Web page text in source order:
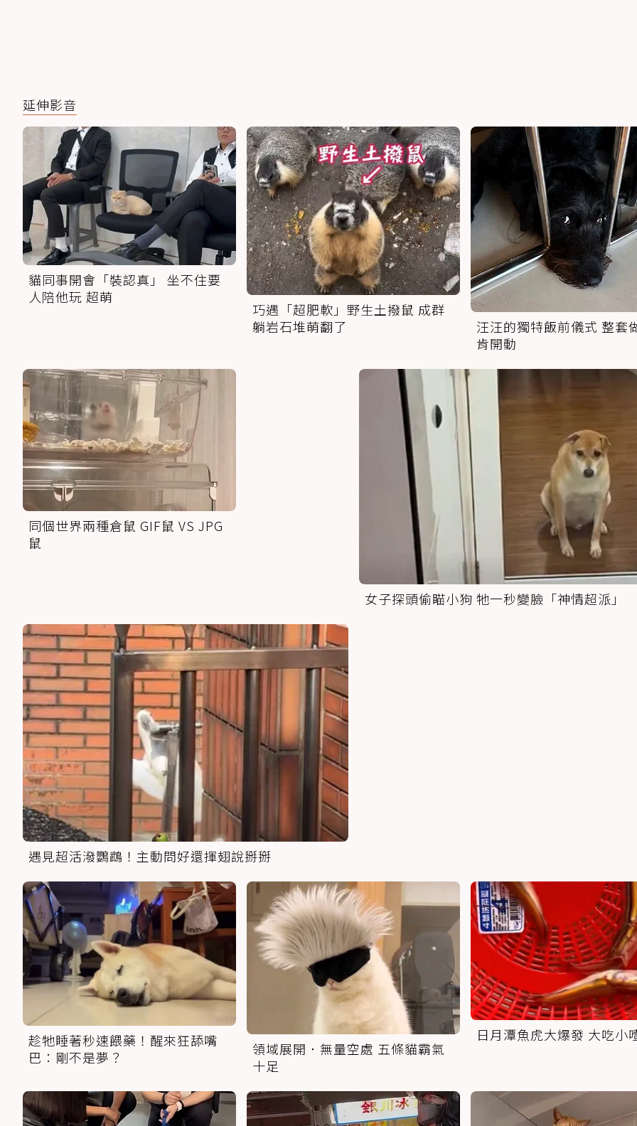
延伸影音
貓同事開會「裝認真」 坐不住要
人陪他玩 超萌
巧遇「超肥軟」野生土撥鼠 成群
躺岩石堆萌翻了
汪汪的獨特飯前儀式 整套
肯開動
同個世界兩種倉鼠 GIF鼠 VS JPG
鼠
女子探頭偷瞄小狗 牠一秒變臉「神情超派」
遇見超活潑鸚鵡！主動問好還揮翅說掰掰
趁牠睡著秒速餵藥！醒來狂舔嘴
巴：剛不是夢？
領域展開．無量空處 五條貓霸氣
十足
日月潭魚虎大爆發 大吃小